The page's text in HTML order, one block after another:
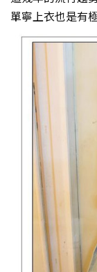
單寧上衣也是有